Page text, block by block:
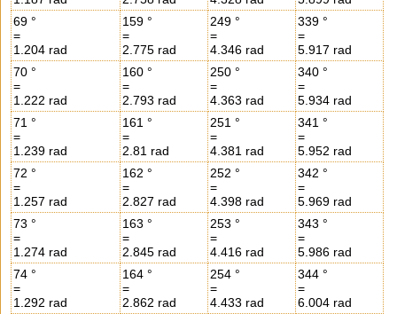
69 °
=
1.204 rad
159 °
=
2.775 rad
249 °
=
4.346 rad
339 °
=
5.917 rad
70 °
=
1.222 rad
160 °
=
2.793 rad
250 °
=
4.363 rad
340 °
=
5.934 rad
71 °
=
1.239 rad
161 °
=
2.81 rad
251 °
=
4.381 rad
341 °
=
5.952 rad
72 °
=
1.257 rad
162 °
=
2.827 rad
252 °
=
4.398 rad
342 °
=
5.969 rad
73 °
=
1.274 rad
163 °
=
2.845 rad
253 °
=
4.416 rad
343 °
=
5.986 rad
74 °
=
1.292 rad
164 °
=
2.862 rad
254 °
=
4.433 rad
344 °
=
6.004 rad